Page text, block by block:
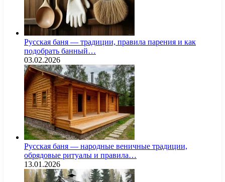
Русская баня — традиции, правила парения и как
подобрать банный…
03.02.2026
Русская баня — народные веничные традиции,
обрядовые ритуалы и правила…
13.01.2026